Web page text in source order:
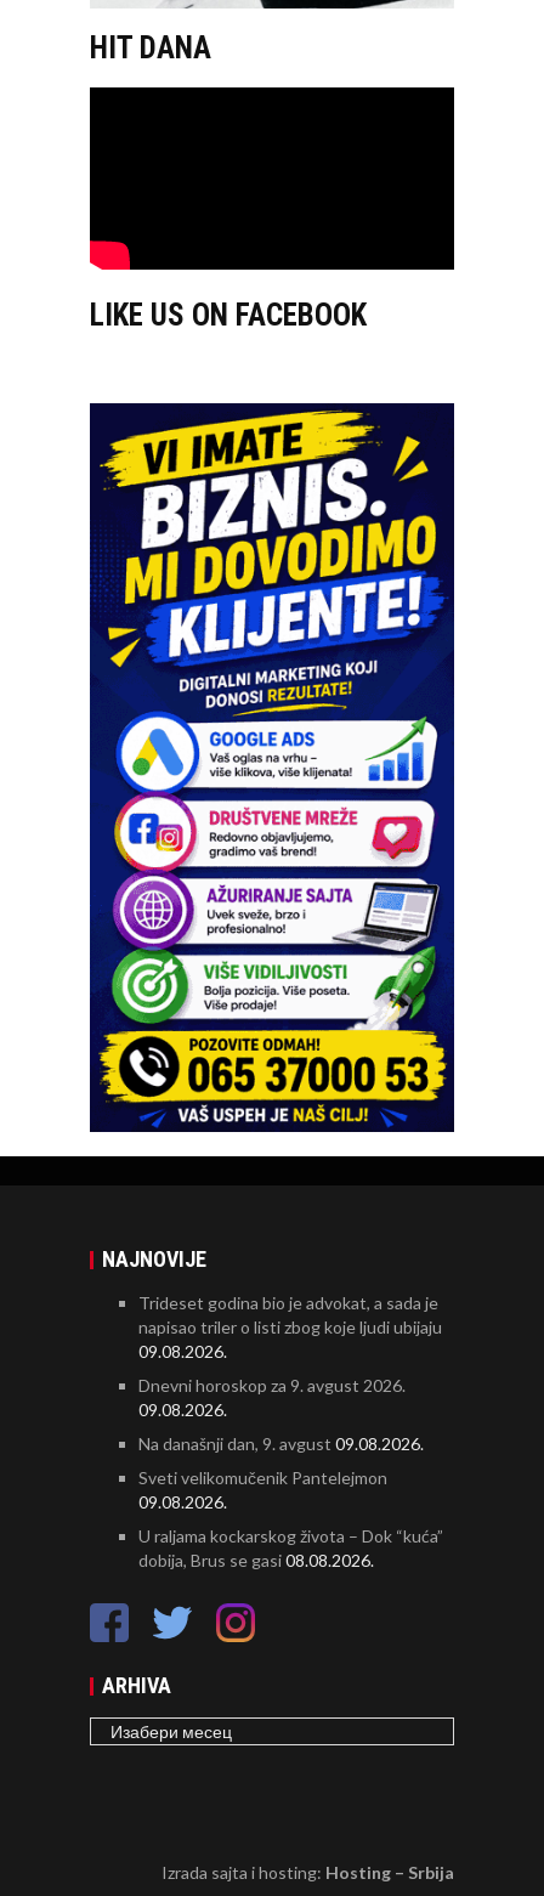
HIT DANA
LIKE US ON FACEBOOK
NAJNOVIJE
Trideset godina bio je advokat, a sada je
napisao triler o listi zbog koje ljudi ubijaju
09.08.2026.
Dnevni horoskop za 9. avgust 2026.
09.08.2026.
Na današnji dan, 9. avgust 09.08.2026.
Sveti velikomučenik Pantelejmon
09.08.2026.
U raljama kockarskog života – Dok “kuća”
dobija, Brus se gasi08.08.2026.
ARHIVA
ARHIVA
Izrada sajta i hosting: Hosting – Srbija